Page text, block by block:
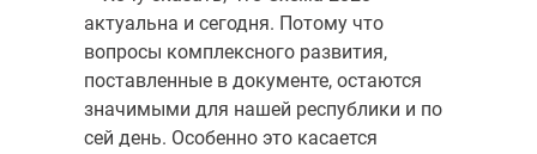
актуальна и сегодня. Потому что
вопросы комплексного развития,
поставленные в документе, остаются
значимыми для нашей республики и по
сей день. Особенно это касается